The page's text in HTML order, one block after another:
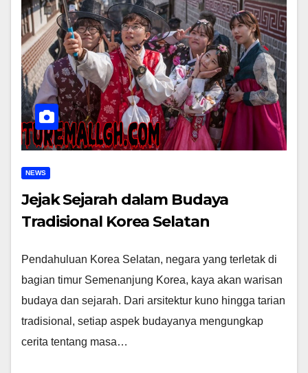
NEWS
Jejak Sejarah dalam Budaya
Tradisional Korea Selatan
Pendahuluan Korea Selatan, negara yang terletak di
bagian timur Semenanjung Korea, kaya akan warisan
budaya dan sejarah. Dari arsitektur kuno hingga tarian
tradisional, setiap aspek budayanya mengungkap
cerita tentang masa…